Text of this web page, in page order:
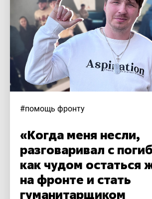
#помощь фронту
«Когда меня несли,
разговаривал с
как чудом остаться
на фронте и стать
гуманитарщиком